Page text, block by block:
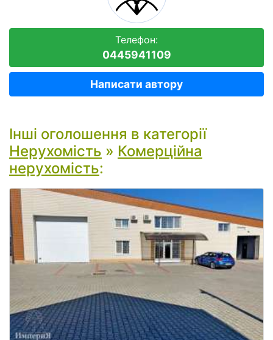
Телефон:
0445941109
Написати автору
Інші оголошення в категорії
Нерухомість » Комерційна
нерухомість: